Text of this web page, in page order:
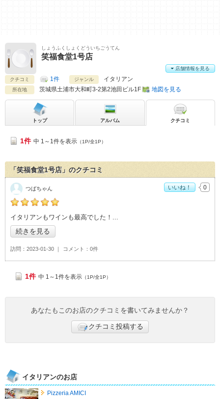
しょうふくしょくどういちごうてん
笑福食堂1号店
クチコミ 1件 ジャンル イタリアン
所在地 茨城県土浦市大和町3-2第2池田ビル1F 地図を見る
店舗情報を見る
トップ アルバム クチコミ
1件 中 1～1件を表示 （1P/全1P）
「笑福食堂1号店」のクチコミ
つばちゃんの「笑福食堂1号店>」おすすめ度：
イタリアンもワインも最高でした！
続きを見る
訪問 2023-01-30 コメント 0件
つばちゃん いいね！ 0
1件 中 1～1件を表示 （1P/全1P）
あなたもこのお店のクチコミを書いてみませんか？
クチコミ投稿する
イタリアンのお店
Pizzeria AMICI